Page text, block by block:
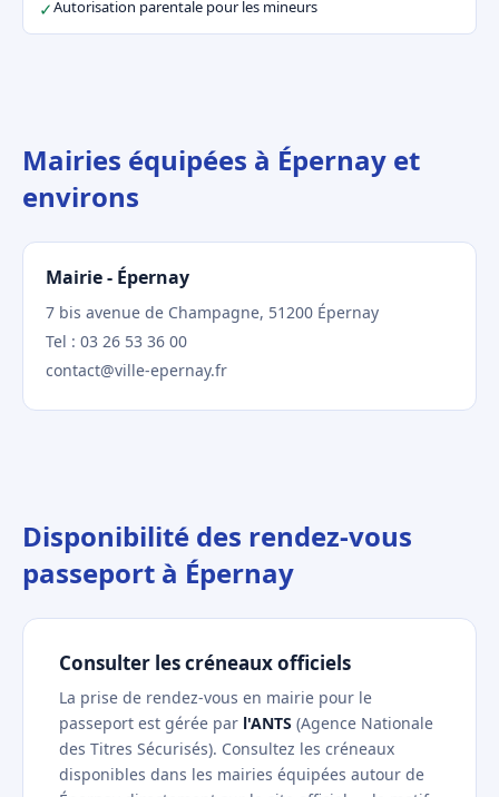
✓Autorisation parentale pour les mineurs
Mairies équipées à Épernay et
environs
Mairie - Épernay
7 bis avenue de Champagne, 51200 Épernay
Tel : 03 26 53 36 00
contact@ville-epernay.fr
Disponibilité des rendez-vous
passeport à Épernay
Consulter les créneaux officiels
La prise de rendez-vous en mairie pour le
passeport est gérée par l'ANTS (Agence Nationale
des Titres Sécurisés). Consultez les créneaux
disponibles dans les mairies équipées autour de